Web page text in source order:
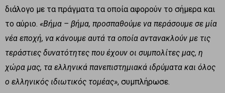
διάλογο με τα πράγματα τα οποία αφορούν το σήμερα και
το αύριο. «Βήμα – βήμα, προσπαθούμε να περάσουμε σε μία
νέα εποχή, να κάνουμε αυτά τα οποία αντανακλούν με τις
τεράστιες δυνατότητες που έχουν οι συμπολίτες μας, η
χώρα μας, τα ελληνικά πανεπιστημιακά ιδρύματα και όλος
ο ελληνικός ιδιωτικός τομέας», συμπλήρωσε.